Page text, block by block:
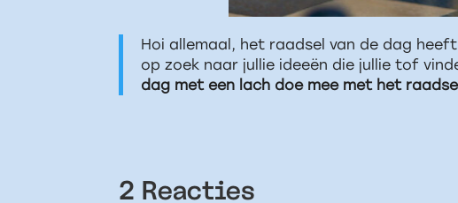
Hoi allemaal, het raadsel van de dag
op zoek naar jullie ideeën die jullie tof
dag met een lach doe mee met het
2 Reacties